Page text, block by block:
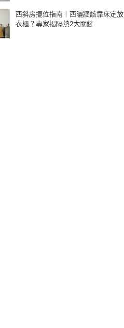
西斜房擺位指南｜西曬牆該靠床定放
衣櫃？專家揭隔熱2大關鍵